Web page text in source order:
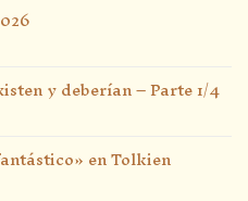
y deberían – Parte 1/4
en Tolkien